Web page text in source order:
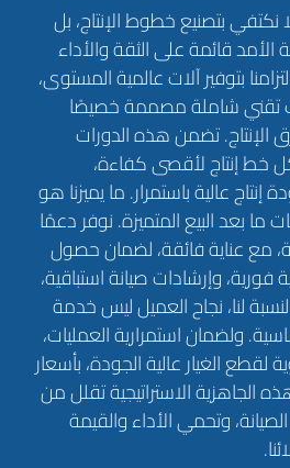
بتصنيع خطوط الإنتاج، بل
الأمد قائمة على الثقة والأداء
بتوفير آلات عالمية المستوى،
تقني شاملة مصممة خصيصًا
تضمن هذه الدورات
خط إنتاج لأقصى كفاءة،
عالية باستمرار. ما يميزنا هو
ما بعد البيع المتميزة. نوفر دعمًا
مع عناية فائقة، لضمان حصول
وإرشادات صيانة استباقية،
لنا، نجاح العميل ليس خدمة
ولضمان استمرارية العمليات،
الغيار عالية الجودة، بأسعار
الجاهزية الاستراتيجية تقلل من
وتحمي الأداء والقيمة